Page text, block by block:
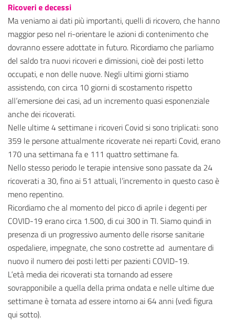
Ricoveri e decessi
Ma veniamo ai dati più importanti, quelli di ricovero, che hanno
maggior peso nel ri-orientare le azioni di contenimento che
dovranno essere adottate in futuro. Ricordiamo che parliamo
del saldo tra nuovi ricoveri e dimissioni, cioè dei posti letto
occupati, e non delle nuove. Negli ultimi giorni stiamo
assistendo, con circa 10 giorni di scostamento rispetto
all’emersione dei casi, ad un incremento quasi esponenziale
anche dei ricoverati.
Nelle ultime 4 settimane i ricoveri Covid si sono triplicati: sono
359 le persone attualmente ricoverate nei reparti Covid, erano
170 una settimana fa e 111 quattro settimane fa.
Nello stesso periodo le terapie intensive sono passate da 24
ricoverati a 30, fino ai 51 attuali, l’incremento in questo caso è
meno repentino.
Ricordiamo che al momento del picco di aprile i degenti per
COVID-19 erano circa 1.500, di cui 300 in TI. Siamo quindi in
presenza di un progressivo aumento delle risorse sanitarie
ospedaliere, impegnate, che sono costrette ad aumentare di
nuovo il numero dei posti letti per pazienti COVID-19.
L’età media dei ricoverati sta tornando ad essere
sovrapponibile a quella della prima ondata e nelle ultime due
settimane è tornata ad essere intorno ai 64 anni (vedi figura
qui sotto).